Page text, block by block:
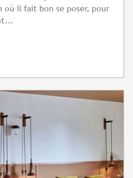
où il fait bon se poser, pour